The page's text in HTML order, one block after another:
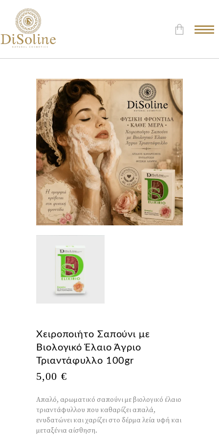
Καλάθι.
Χειροποιήτο Σαπούνι με
Βιολογικό Έλαιο Άγριο
Τριαντάφυλλο 100gr
5,00 €
Απαλό, αρωματικό σαπούνι με βιολογικό έλαιο
τριαντάφυλλου που καθαρίζει απαλά,
ενυδατώνει και χαρίζει στο δέρμα λεία υφή και
μεταξένια αίσθηση.